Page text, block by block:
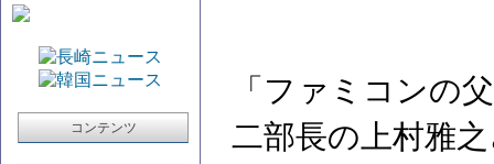
コンテンツ
「ファミコンの
二部長の上村雅